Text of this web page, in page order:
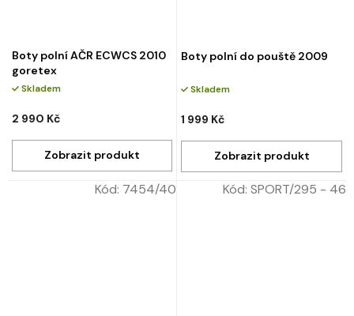
Boty polní AČR ECWCS 2010
goretex
Skladem
2 990 Kč
Boty polní do pouště 2009
Skladem
1 999 Kč
Kód: 7454/40 Kód: SPORT/295 - 46